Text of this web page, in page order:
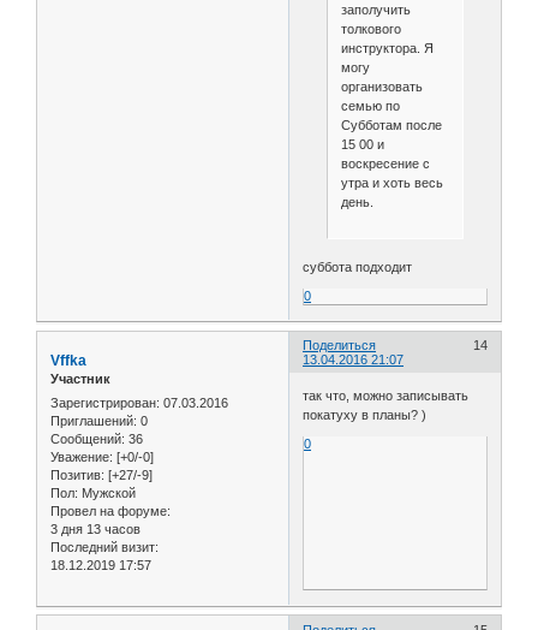
заполучить
толкового
инструктора. Я
могу
организовать
семью по
Субботам после
15 00 и
воскресение с
утра и хоть весь
день.
суббота подходит
0
Поделиться
14
13.04.2016 21:07
Vffka
Участник
Зарегистрирован: 07.03.2016
Приглашений: 0
Сообщений: 36
Уважение: [+0/-0]
Позитив: [+27/-9]
Пол: Мужской
Провел на форуме:
3 дня 13 часов
Последний визит:
18.12.2019 17:57
так что, можно записывать
покатуху в планы? )
0